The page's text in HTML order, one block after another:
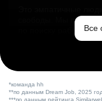
свободы. Мы
по поиску работы в
Все
*команда hh
**по данным Dream Job, 2025 год
***по данным рейтинга